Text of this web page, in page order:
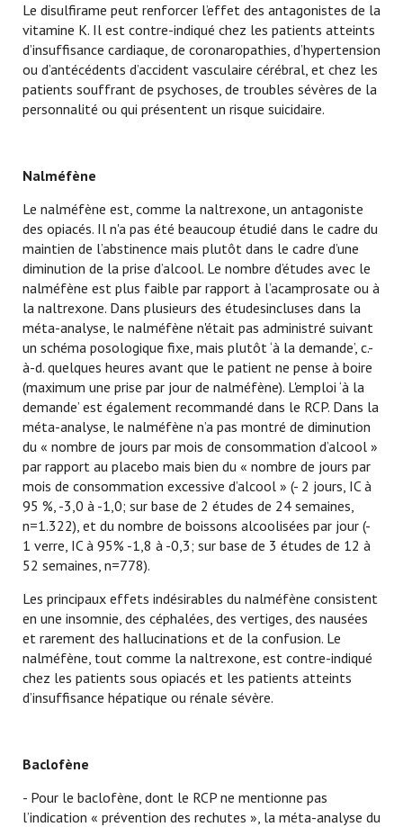
Le disulfirame peut renforcer l’effet des antagonistes de la
vitamine K. Il est contre-indiqué chez les patients atteints
d’insuffisance cardiaque, de coronaropathies, d’hypertension
ou d’antécédents d’accident vasculaire cérébral, et chez les
patients souffrant de psychoses, de troubles sévères de la
personnalité ou qui présentent un risque suicidaire.
Nalméfène
Le nalméfène est, comme la naltrexone, un antagoniste
des opiacés. Il n'a pas été beaucoup étudié dans le cadre du
maintien de l’abstinence mais plutôt dans le cadre d’une
diminution de la prise d’alcool. Le nombre d’études avec le
nalméfène est plus faible par rapport à l’acamprosate ou à
la naltrexone. Dans plusieurs des étudesincluses dans la
méta-analyse, le nalméfène n'était pas administré suivant
un schéma posologique fixe, mais plutôt ‘à la demande’, c.-
à-d. quelques heures avant que le patient ne pense à boire
(maximum une prise par jour de nalméfène). L'emploi ‘à la
demande’ est également recommandé dans le RCP. Dans la
méta-analyse, le nalméfène n’a pas montré de diminution
du « nombre de jours par mois de consommation d’alcool »
par rapport au placebo mais bien du « nombre de jours par
mois de consommation excessive d’alcool » (- 2 jours, IC à
95 %, -3,0 à -1,0; sur base de 2 études de 24 semaines,
n=1.322), et du nombre de boissons alcoolisées par jour (-
1 verre, IC à 95% -1,8 à -0,3; sur base de 3 études de 12 à
52 semaines, n=778).
Les principaux effets indésirables du nalméfène consistent
en une insomnie, des céphalées, des vertiges, des nausées
et rarement des hallucinations et de la confusion. Le
nalméfène, tout comme la naltrexone, est contre-indiqué
chez les patients sous opiacés et les patients atteints
d’insuffisance hépatique ou rénale sévère.
Baclofène
- Pour le baclofène, dont le RCP ne mentionne pas
l’indication « prévention des rechutes », la méta-analyse du